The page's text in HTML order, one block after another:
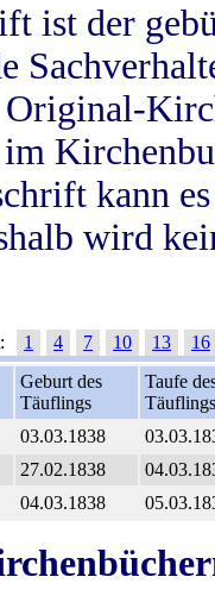
ist der
kann
wird
1 4 7 10 13
16
Geburt des
Täuflings
Taufe
Täuflings
03.03.1838
27.02.1838
04.03.1838